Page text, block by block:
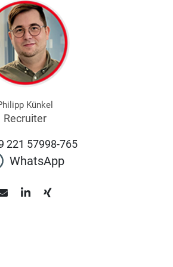
Künkel
Recruiter
221 57998-765
WhatsApp